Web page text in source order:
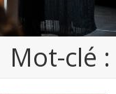
Mot-clé :